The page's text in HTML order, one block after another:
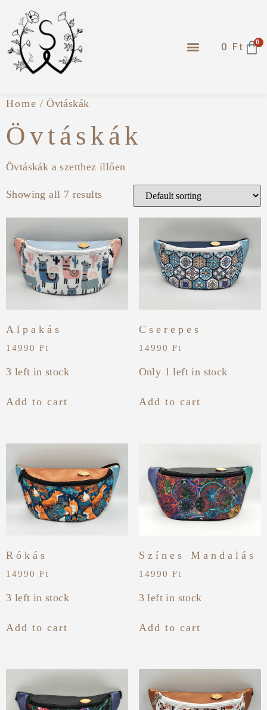
0 Ft 0
Home / Övtáskák
Övtáskák
Övtáskák a szetthez illően
Showing all 7 results
Alpakás
14990 Ft
3 left in stock
Add to cart
Cserepes
14990 Ft
Only 1 left in stock
Add to cart
Rókás
14990 Ft
3 left in stock
Add to cart
Színes Mandalás
14990 Ft
3 left in stock
Add to cart